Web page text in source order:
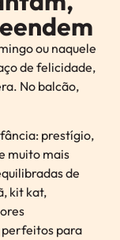
ou naquele
de felicidade,
No balcão,
prestígio,
muito mais
de
kit kat,
perfeitos para